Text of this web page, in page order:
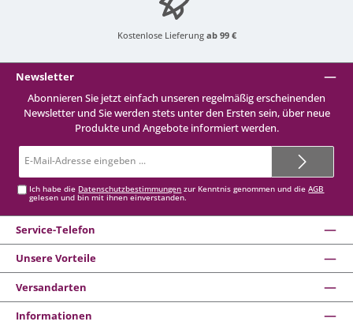
Kostenlose Lieferung ab 99 €
Newsletter
Abonnieren Sie jetzt einfach unseren regelmäßig erscheinenden
Newsletter und Sie werden stets unter den Ersten sein, über neue
Produkte und Angebote informiert werden.
Mail-
Ich habe die Datenschutzbestimmungen zur Kenntnis genommen und dieAGB
gelesen und bin mit ihnen einverstanden.
Service-Telefon
Unsere Vorteile
Versandarten
Informationen